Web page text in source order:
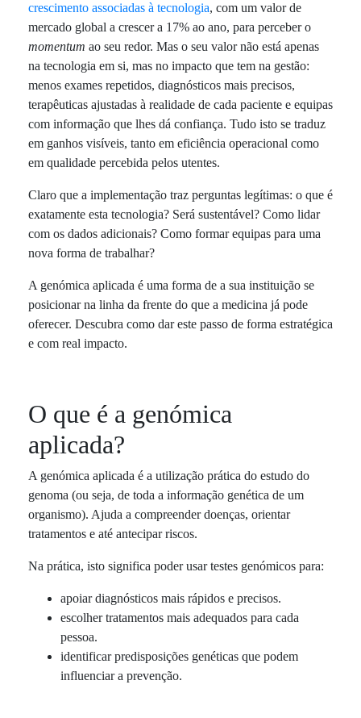
crescimento associadas à tecnologia, com um valor de
mercado global a crescer a 17% ao ano, para perceber o
momentum ao seu redor. Mas o seu valor não está apenas
na tecnologia em si, mas no impacto que tem na gestão:
menos exames repetidos, diagnósticos mais precisos,
terapêuticas ajustadas à realidade de cada paciente e equipas
com informação que lhes dá confiança. Tudo isto se traduz
em ganhos visíveis, tanto em eficiência operacional como
em qualidade percebida pelos utentes.
Claro que a implementação traz perguntas legítimas: o que é
exatamente esta tecnologia? Será sustentável? Como lidar
com os dados adicionais? Como formar equipas para uma
nova forma de trabalhar?
A genómica aplicada é uma forma de a sua instituição se
posicionar na linha da frente do que a medicina já pode
oferecer. Descubra como dar este passo de forma estratégica
e com real impacto.
O que é a genómica
aplicada?
A genómica aplicada é a utilização prática do estudo do
genoma (ou seja, de toda a informação genética de um
organismo). Ajuda a compreender doenças, orientar
tratamentos e até antecipar riscos.
Na prática, isto significa poder usar testes genómicos para:
apoiar diagnósticos mais rápidos e precisos.
escolher tratamentos mais adequados para cada
pessoa.
identificar predisposições genéticas que podem
influenciar a prevenção.